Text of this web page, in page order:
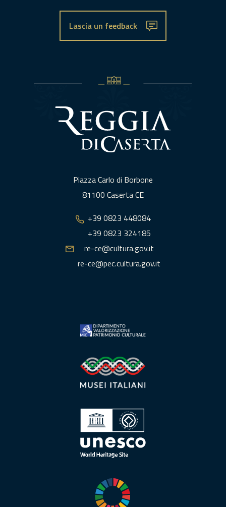
Lascia un feedback
Piazza Carlo di Borbone
81100 Caserta CE
+39 0823 448084
+39 0823 324185
re-ce@cultura.gov.it
re-ce@pec.cultura.gov.it